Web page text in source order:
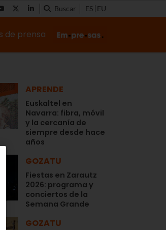
Buscar ES EU
de prensa
APRENDE
Euskaltel en
Navarra: fibra, móvil
y la cercanía de
siempre desde hace
años
GOZATU
Fiestas en Zarautz
2026: programa y
conciertos de la
Semana Grande
GOZATU